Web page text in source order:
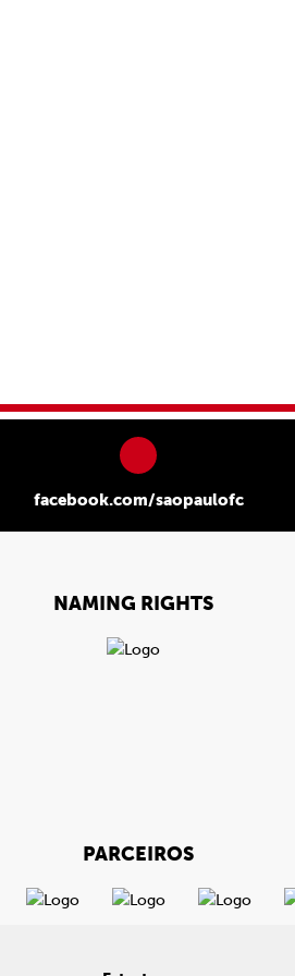
facebook.com/saopaulofc
NAMING RIGHTS
PARCEIROS